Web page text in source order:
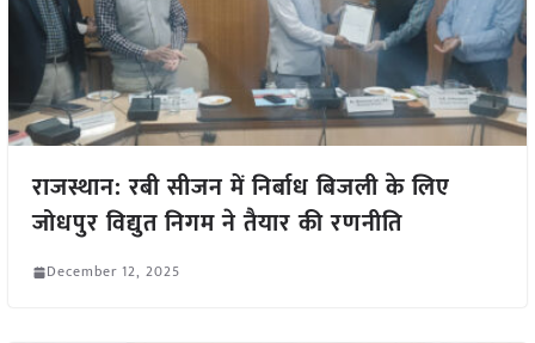
राजस्थान: रबी सीजन में निर्बाध बिजली के लिए
जोधपुर विद्युत निगम ने तैयार की रणनीति
December 12, 2025